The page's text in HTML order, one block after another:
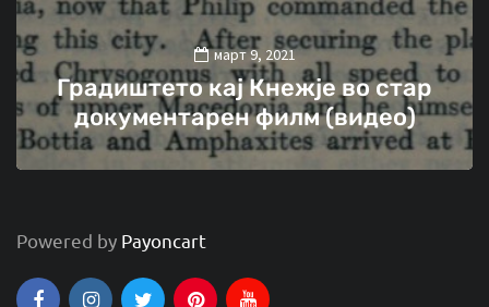
март 9, 2021
Градиштето кај Кнежје во стар
документарен филм (видео)
Powered by Payoncart